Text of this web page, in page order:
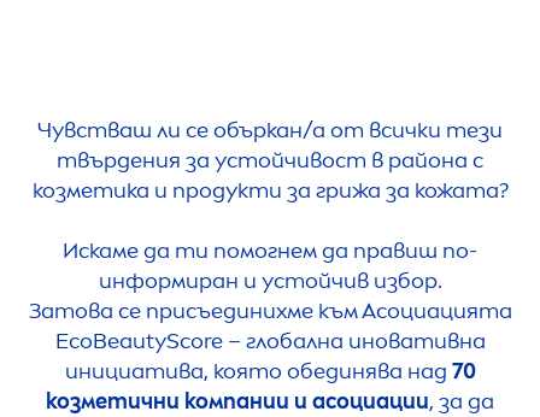
Чувстваш ли се объркан/а от всички тези
твърдения за устойчивост в района с
козметика и продукти за грижа за кожата?
Искаме да ти помогнем да правиш по-
информиран и устойчив избор.
Затова се присъединихме към Асоциацията
EcoBeautyScore – глобална иновативна
инициатива, която обединява над 70
козметични компании и асоциации, за да